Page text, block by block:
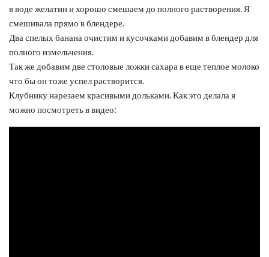
в воде желатин и хорошо смешаем до полного растворения. Я
смешивала прямо в блендере.
Два спелых банана очистим и кусочками добавим в блендер для
полного измельчения.
Так же добавим две столовые ложки сахара в еще теплое молоко
что бы он тоже успел растворится.
Клубнику нарезаем красивыми дольками. Как это делала я
можно посмотреть в видео: